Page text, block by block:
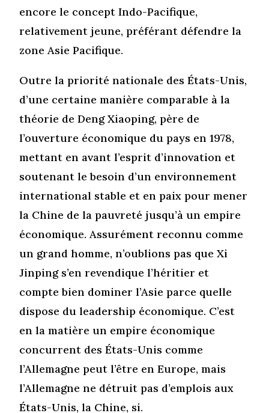
encore le concept Indo-Pacifique,
relativement jeune, préférant défendre la
zone Asie Pacifique.
Outre la priorité nationale des États-Unis,
d’une certaine manière comparable à la
théorie de Deng Xiaoping, père de
l’ouverture économique du pays en 1978,
mettant en avant l’esprit d’innovation et
soutenant le besoin d’un environnement
international stable et en paix pour mener
la Chine de la pauvreté jusqu’à un empire
économique. Assurément reconnu comme
un grand homme, n’oublions pas que Xi
Jinping s’en revendique l’héritier et
compte bien dominer l’Asie parce quelle
dispose du leadership économique. C’est
en la matière un empire économique
concurrent des États-Unis comme
l’Allemagne peut l’être en Europe, mais
l’Allemagne ne détruit pas d’emplois aux
États-Unis, la Chine, si.